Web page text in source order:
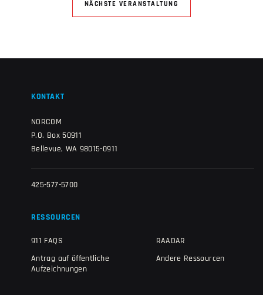
NÄCHSTE VERANSTALTUNG
KONTAKT
NORCOM
P.O. Box 50911
Bellevue, WA 98015-0911
425-577-5700
RESSOURCEN
911 FAQS
Antrag auf öffentliche
Aufzeichnungen
RAADAR
Andere Ressourcen